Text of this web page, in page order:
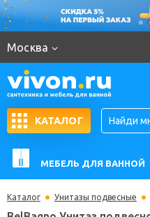
Москва
КАТАЛОГ
МЕБЕЛЬ ДЛЯ ВАННОЙ
Каталог Унитазы подвесные